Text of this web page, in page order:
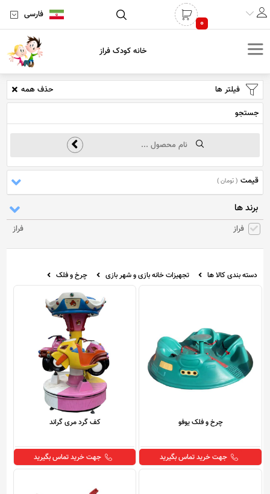
0
فارسی
خانه کودک فراز
فیلتر ها
حذف همه
جستجو
قیمت ( تومان )
برند ها
فراز فراز
دسته بندی کالا ها تجهیزات خانه بازی و شهر بازی چرخ و فلک
چرخ و فلک یوفو
جهت خرید تماس بگیرید
کف گرد مری گراند
جهت خرید تماس بگیرید